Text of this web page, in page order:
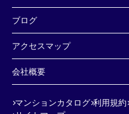
ブログ
アクセスマップ
会社概要
マンションカタログ 利用規約